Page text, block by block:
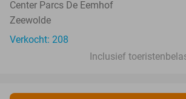
Center Parcs De Eemhof
Zeewolde
Verkocht: 208
Inclusief